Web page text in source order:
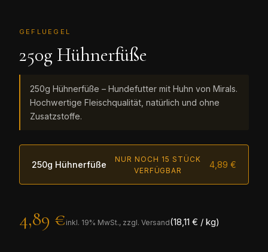
GEFLUEGEL
250g Hühnerfüße
250g Hühnerfüße – Hundefutter mit Huhn von Mirals.
Hochwertige Fleischqualität, natürlich und ohne
Zusatzstoffe.
250g Hühnerfüße
NUR NOCH 15 STÜCK
VERFÜGBAR
4,89 €
4,89 € inkl. 19% MwSt., zzgl. Versand(18,11 € / kg)